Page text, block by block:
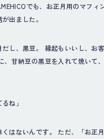
でも、お正月用のマフィ
出ました。
だし、黒豆。 縁起もいいし、お
、甘納豆の黒豆を入れて焼いて
ね」
くはないんです。 ただ、「お正